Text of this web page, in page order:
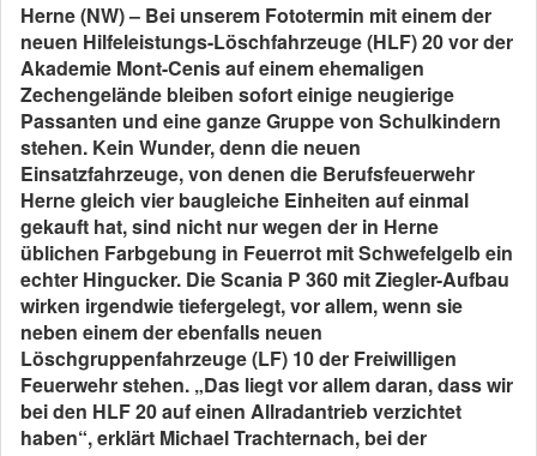
Herne (NW) – Bei unserem Fototermin mit einem der
neuen Hilfeleistungs-Löschfahr­zeuge (HLF) 20 vor der
Akademie Mont-Cenis auf einem ehemaligen
Zechengelände bleiben sofort einige neugierige
Passanten und eine ganze Gruppe von Schulkindern
stehen. Kein Wunder, denn die neuen
Einsatzfahrzeuge, von denen die Berufsfeuerwehr
Herne gleich vier baugleiche Einheiten auf einmal
gekauft hat, sind nicht nur wegen der in Herne
üblichen Farbgebung in Feuerrot mit Schwefelgelb ein
echter Hingucker. Die Scania P 360 mit Ziegler-Aufbau
wirken irgendwie tiefergelegt, vor allem, wenn sie
neben einem der ebenfalls neuen
Löschgruppenfahrzeuge (LF) 10 der Freiwilligen
Feuerwehr stehen. „Das liegt vor allem daran, dass wir
bei den HLF 20 auf einen Allradantrieb verzichtet
haben“, erklärt Michael Trachternach, bei der